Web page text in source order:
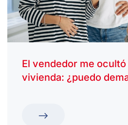
El vendedor me
vivienda: ¿puedo